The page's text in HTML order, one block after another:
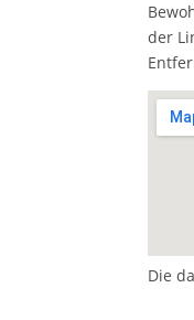
der
Die